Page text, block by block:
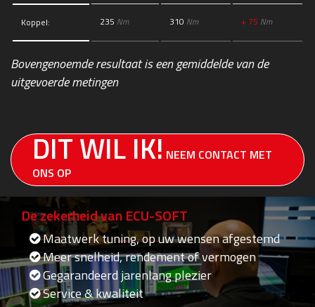
Koppel: 235 Nm 310 Nm + 75 Nm
Bovengenoemde resultaat is een gemiddelde van de
uitgevoerde metingen
DIT WIL IK! NEEM CONTACT MET
ONS OP
De zekerheid van ECU-SOFT
Maatwerk tuning, op uw wensen afgestemd
Meer snelheid, rendement of vermogen
Gegarandeerd jarenlang plezier
Service & kwaliteit